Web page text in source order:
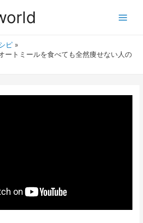
ピ
ートミールを食べても全然痩せない人の